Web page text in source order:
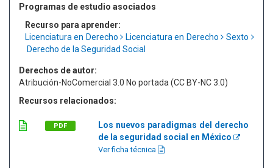
Programas de estudio asociados
Recurso para aprender:
Licenciatura en Derecho
Licenciatura en Derecho
Sexto
Derecho de la Seguridad Social
Derechos de autor:
Atribución-NoComercial 3.0 No portada (CC BY-NC 3.0)
Recursos relacionados:
PDF
Los nuevos paradigmas del derecho
de la seguridad social en México
Ver ficha técnica